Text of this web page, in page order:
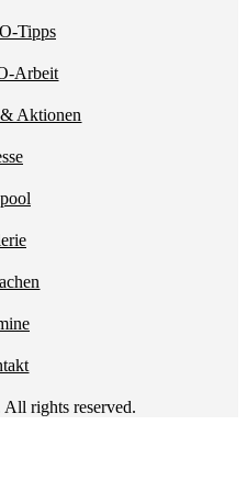
Tipps
Arbeit
Aktionen
rights reserved.